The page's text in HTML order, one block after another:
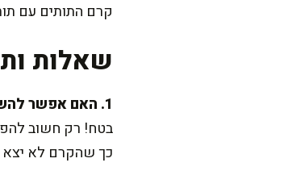
קרם התותים עם
שאלות
1. האם אפשר להשתמש בתותים קפואים?
בטח! רק חשוב
כך שהקרם לא יצא